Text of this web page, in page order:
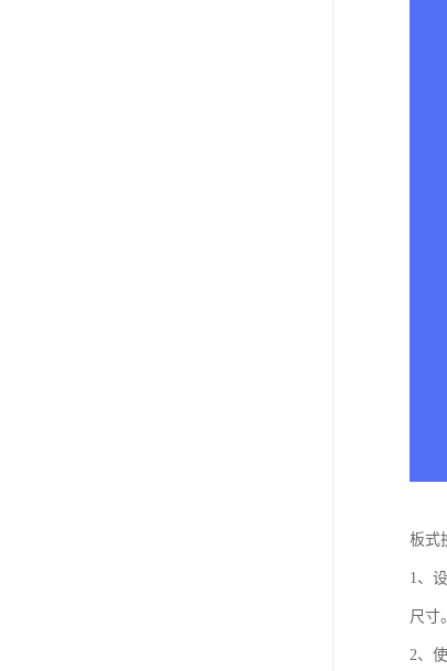
板式
1、
尺寸。
2、